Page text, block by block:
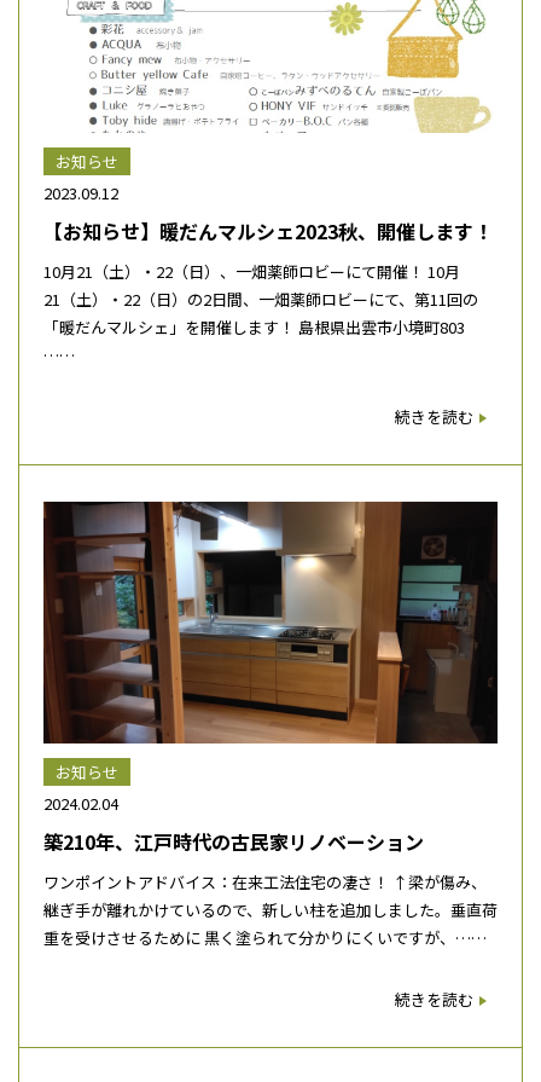
お知らせ
2023.09.12
【お知らせ】暖だんマルシェ2023秋、開催します！
10月21（土）・22（日）、一畑薬師ロビーにて開催！ 10月
21（土）・22（日）の2日間、一畑薬師ロビーにて、第11回の
「暖だんマルシェ」を開催します！ 島根県出雲市小境町803
……
続きを読む
お知らせ
2024.02.04
築210年、江戸時代の古民家リノベーション
ワンポイントアドバイス：在来工法住宅の凄さ！ ↑梁が傷み、
継ぎ手が離れかけているので、新しい柱を追加しました。垂直荷
重を受けさせるために 黒く塗られて分かりにくいですが、……
続きを読む